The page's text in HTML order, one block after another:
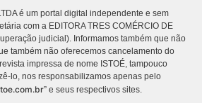
é um portal digital independente e sem
com a EDITORA TRES COMÉRCIO DE
judicial). Informamos também que não
também não oferecemos cancelamento do
impressa de nome ISTOÉ, tampouco
lo, nos responsabilizamos apenas pelo
” e seus respectivos sites.